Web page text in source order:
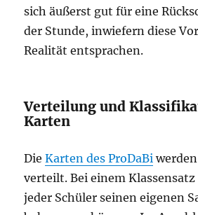
sich äußerst gut für eine
der Stunde, inwiefern diese
Realität entsprachen.
Verteilung und
Karten
DieKarten des ProDaBi
verteilt. Bei einem
jeder Schüler seinen eigenen